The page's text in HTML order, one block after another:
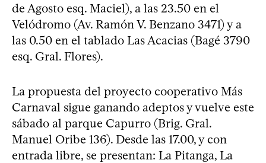
de Agosto esq. Maciel), a las 23.50 en el
Velódromo (Av. Ramón V. Benzano 3471) y a
las 0.50 en el tablado Las Acacias (Bagé 3790
esq. Gral. Flores).
La propuesta del proyecto cooperativo Más
Carnaval sigue ganando adeptos y vuelve este
sábado al parque Capurro (Brig. Gral.
Manuel Oribe 136). Desde las 17.00, y con
entrada libre, se presentan: La Pitanga, La